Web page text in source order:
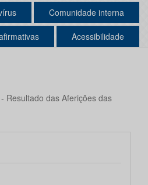
Comunidade interna
Acessibilidade
Resultado das Aferições das